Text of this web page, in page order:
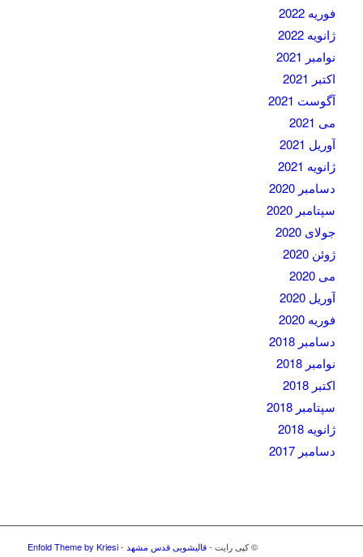
فوریه 2022
ژانویه 2022
نوامبر 2021
اکتبر 2021
آگوست 2021
می 2021
آوریل 2021
ژانویه 2021
دسامبر 2020
سپتامبر 2020
جولای 2020
ژوئن 2020
می 2020
آوریل 2020
فوریه 2020
دسامبر 2018
نوامبر 2018
اکتبر 2018
سپتامبر 2018
ژانویه 2018
دسامبر 2017
© کپی رایت -قالیشویی قدس مشهد -
Enfold Theme by Kriesi